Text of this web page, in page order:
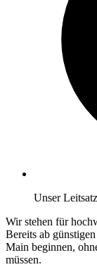
Unser Leitsatz
Wir stehen für
Bereits ab
Main beginnen,
müssen.